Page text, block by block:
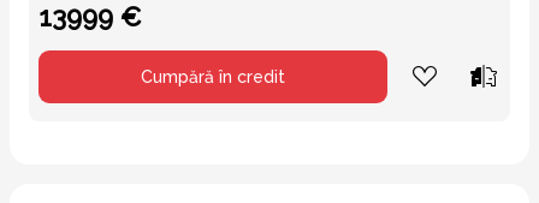
13999 €
Cumpără în credit